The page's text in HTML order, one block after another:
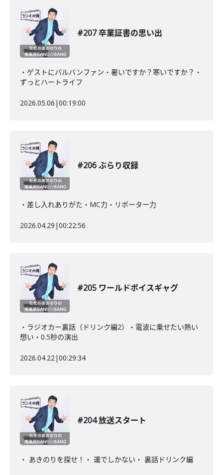
#207 卒業証書の思い出
・ゲストにバルバンファン・暑いですか？寒いですか？・
ずっとハートライフ
2026.05.06 |00:19:00
#206 ぶらり収録
・差し入れありがた・MC力・リポーター力
2026.04.29 |00:22:56
#205 ワールドボイスギャグ
・ラジオカー裏話（ドリンク編2）・電波に乗せたい熱い
想い・0.5秒の演出
2026.04.22|00:29:34
#204 放送スタート
・ あきのりを探せ！・ 運でしかない・ 裏話ドリンク編